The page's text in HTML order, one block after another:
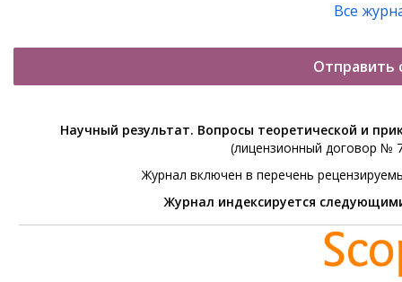
Все
Отправить
Научный результат. Вопросы теоретической и
(лицензионный договор №
Журнал включен в перечень
Журнал индексируется